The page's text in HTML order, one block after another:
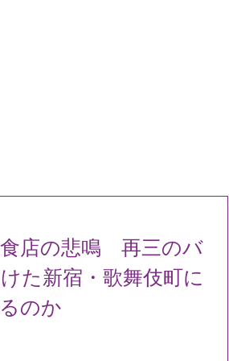
店の悲鳴 再三のバ
た新宿・歌舞伎町に
のか